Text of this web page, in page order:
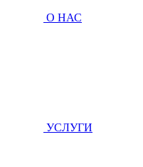
О НАС
УСЛУГИ